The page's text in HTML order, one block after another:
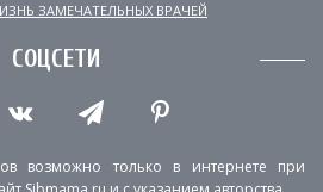
ЗАМЕЧАТЕЛЬНЫХ ВРАЧЕЙ
СОЦСЕТИ
возможно только в интернете при